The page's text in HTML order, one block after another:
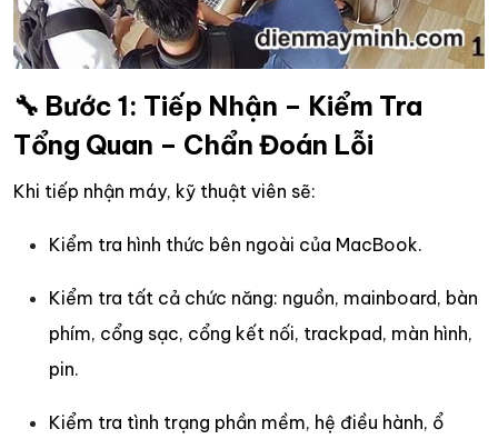
🔧 Bước 1: Tiếp Nhận – Kiểm Tra
Tổng Quan – Chẩn Đoán Lỗi
Khi tiếp nhận máy, kỹ thuật viên sẽ:
Kiểm tra hình thức bên ngoài của MacBook.
Kiểm tra tất cả chức năng: nguồn, mainboard, bàn
phím, cổng sạc, cổng kết nối, trackpad, màn hình,
pin.
Kiểm tra tình trạng phần mềm, hệ điều hành, ổ